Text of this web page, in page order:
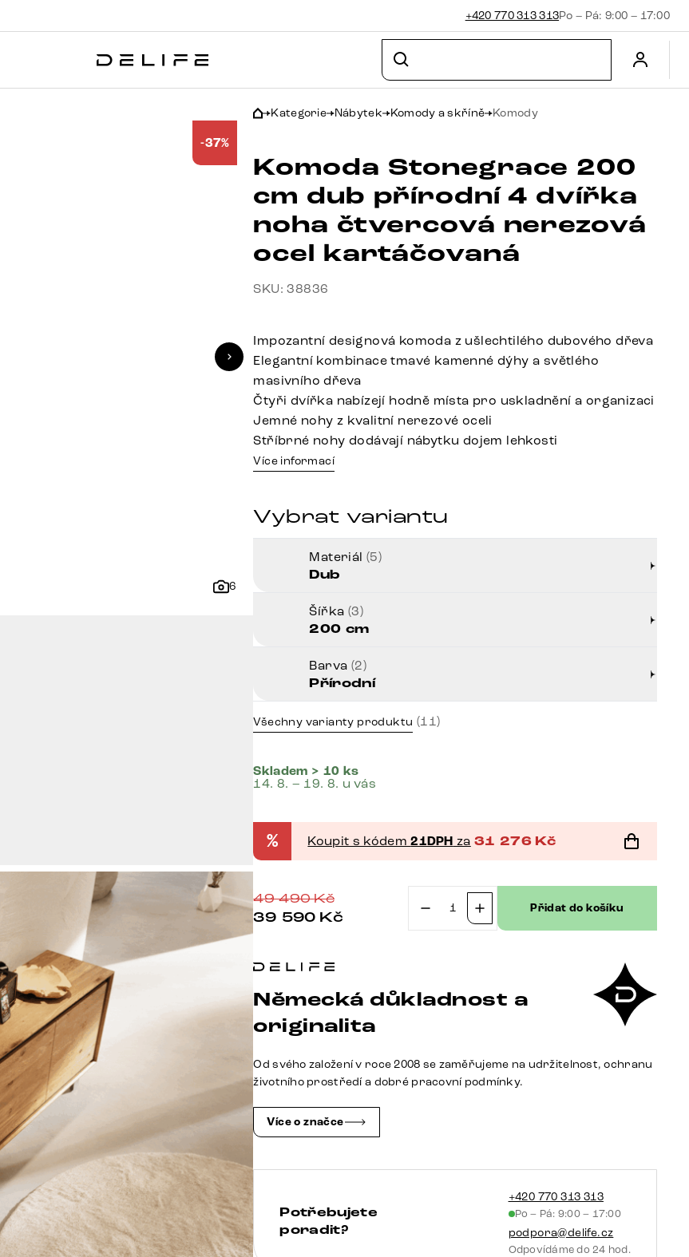
+420 770 313 313Po – Pá: 9:00 – 17:00
6
-37%
Kategorie Nábytek Komody a skříně Komody
Komoda Stonegrace 200
cm dub přírodní 4 dvířka
noha čtvercová nerezová
ocel kartáčovaná
SKU: 38836
Impozantní designová komoda z ušlechtilého dubového dřeva
Elegantní kombinace tmavé kamenné dýhy a světlého
masivního dřeva
Čtyři dvířka nabízejí hodně místa pro uskladnění a organizaci
Jemné nohy z kvalitní nerezové oceli
Stříbrné nohy dodávají nábytku dojem lehkosti
Více informací
Vybrat variantu
Materiál (5)
Dub
Šířka (3)
200 cm
Barva (2)
Přírodní
Všechny varianty produktu (11)
Skladem > 10 ks
14. 8. – 19. 8. u vás
% Koupit s kódem21DPH za 31 276 Kč
49 490Kč
39 590 Kč
dub
dvířka
noha
Přidat do košíku
Německá důkladnost a
originalita
Od svého založení v roce 2008 se zaměřujeme na udržitelnost, ochranu
životního prostředí a dobré pracovní podmínky.
Více o značce
Potřebujete
poradit?
+420 770 313 313
Po – Pá: 9:00 – 17:00
podpora@delife.cz
Odpovídáme do 24 hod.